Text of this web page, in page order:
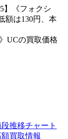
】《フォクシ
額は130円、本
UCの買取価格
推移チャート
額買取情報